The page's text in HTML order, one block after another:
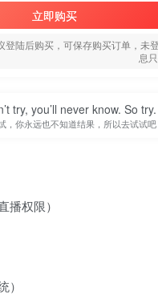
立即购买
登陆后购买，可保存购买订单，未
息
try, you’ll never know. So try.
，你永远也不知道结果，所以去试试吧
播权限）
）